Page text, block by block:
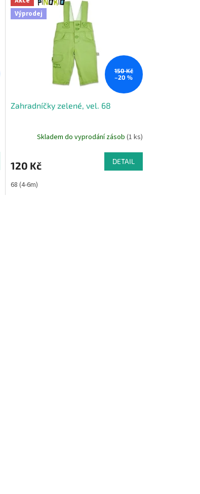
Výprodej
150 Kč
–20 %
Zahradníčky zelené, vel. 68
Skladem do vyprodání zásob (1 ks)
120 Kč DETAIL
68 (4-6m)